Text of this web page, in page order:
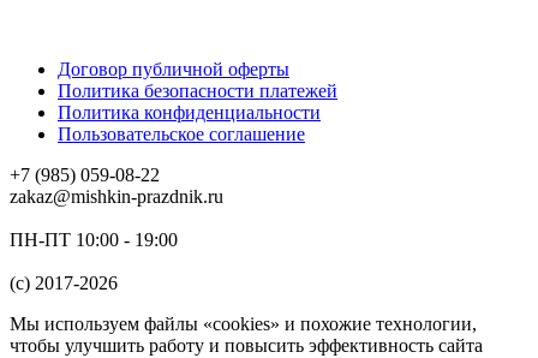
Договор публичной оферты
Политика безопасности платежей
Политика конфиденциальности
Пользовательское соглашение
+7 (985) 059-08-22
zakaz@mishkin-prazdnik.ru
ПН-ПТ 10:00 - 19:00
(c) 2017-2026
Мы используем файлы «cookies» и похожие технологии,
чтобы улучшить работу и повысить эффективность сайта